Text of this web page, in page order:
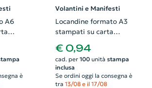
A6
è
Volantini e Manifesti
Locandine formato A3
stampati su carta
richiedere anche il
progetto grafico
€ 0,94
cad. per 100unità stampa
inclusa
Se ordini oggi la consegna è
tra 13/08 e il 17/08